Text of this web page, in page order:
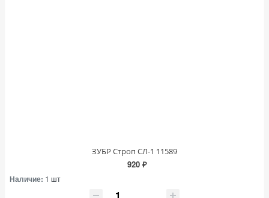
ЗУБР Строп СЛ-1 11589
920 ₽
Наличие: 1 шт